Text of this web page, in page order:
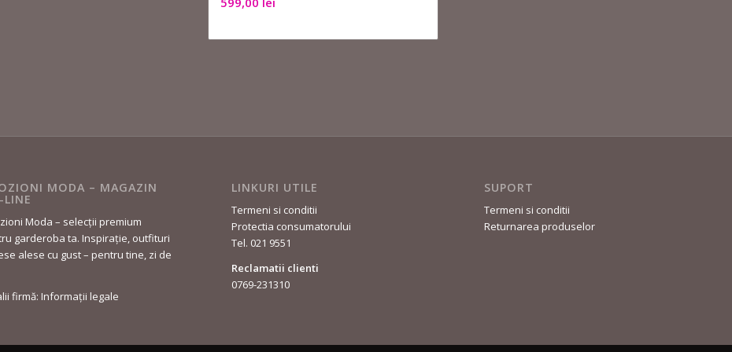
MODA – MAGAZIN
Moda – selecții premium
garderoba ta. Inspirație, outfituri
alese cu gust – pentru tine, zi de
firmă: Informații legale
LINKURI UTILE
Termeni si conditii
Protectia consumatorului
Tel. 021 9551
Reclamatii clienti
0769-231310
SUPORT
Termeni si conditii
Returnarea produselor